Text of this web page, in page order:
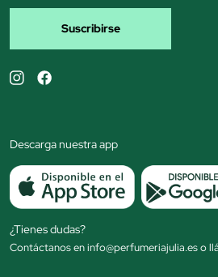
Suscribirse
Descarga nuestra app
¿Tienes dudas?
Contáctanos en info@perfumeriajulia.es o